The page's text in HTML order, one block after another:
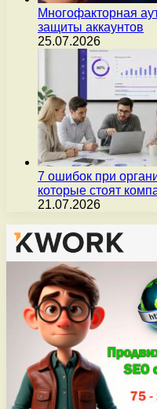
Многофакторная
защиты аккаунтов
25.07.2026
7 ошибок при
которые стоят
21.07.2026